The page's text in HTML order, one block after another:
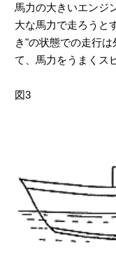
馬力の大きいエンジ
大な馬力で走ろうと
き"の状態での走行
て、馬力をうまくス
図3